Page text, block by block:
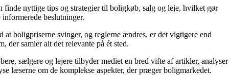
finde nyttige tips og strategier til boligkøb, salg og leje, hvilket gør
beslutninger.
boligpriserne svinger, og reglerne ændres, er det vigtigere end
der samler alt det relevante på ét sted.
sælgere og lejere tilbyder mediet en bred vifte af artikler, analyser
læserne om de komplekse aspekter, der præger boligmarkedet.